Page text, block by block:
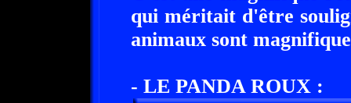
qui méritait d'être
animaux sont
- LE PANDA ROUX :